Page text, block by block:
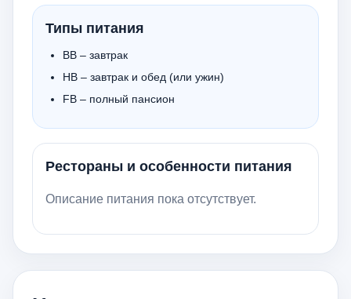
Типы питания
BB – завтрак
HB – завтрак и обед (или ужин)
FB – полный пансион
Рестораны и особенности питания
Описание питания пока отсутствует.